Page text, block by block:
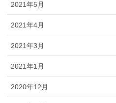
2021年5月
2021年4月
2021年3月
2021年1月
2020年12月